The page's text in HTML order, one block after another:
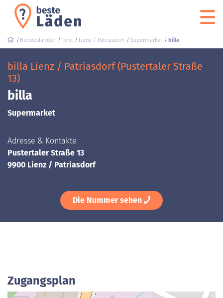
Bundesländer Tirol Lienz / Patriasdorf Supermarket billa
billa Lienz / Patriasdorf (Pustertaler Straße
13)
billa
Supermarket
Adresse & Kontakte
Pustertaler Straße 13
9900 Lienz / Patriasdorf
Die Nummer sehen
Zugangsplan